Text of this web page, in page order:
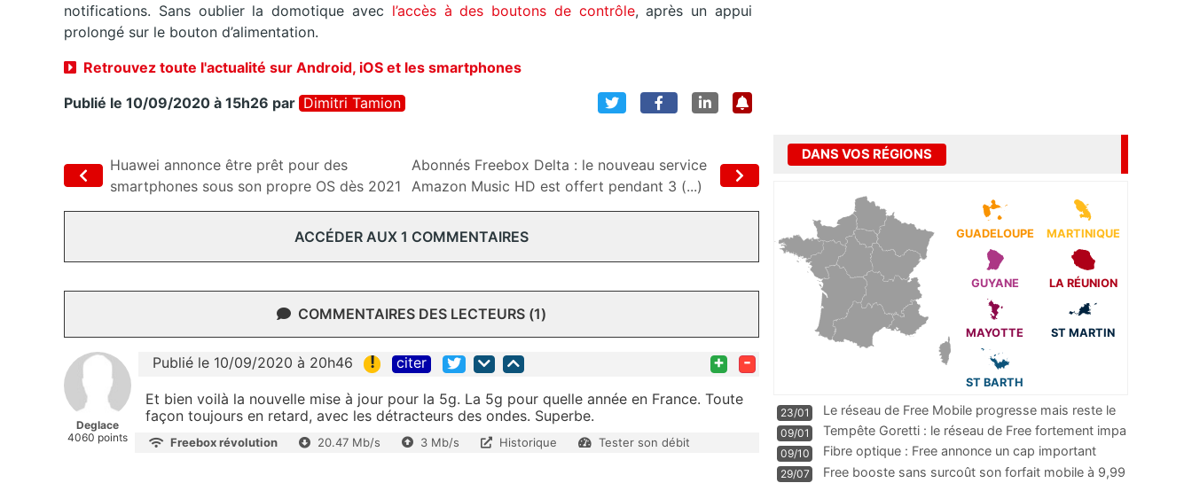
notifications. Sans oublier la domotique avec l’accès à des boutons de contrôle, après un appui
prolongé sur le bouton d’alimentation.
Retrouvez toute l'actualité sur Android, iOS et les smartphones
Publié le 10/09/2020 à 15h26 par Dimitri Tamion
Huawei annonce être prêt pour des
smartphones sous son propre OS dès 2021
Abonnés Freebox Delta : le nouveau service
Amazon Music HD est offert pendant 3 (...)
ACCÉDER AUX 1 COMMENTAIRES
COMMENTAIRES DES LECTEURS (1)
Deglace
4060 points
Publié le 10/09/2020 à 20h46 ! citer + -
Et bien voilà la nouvelle mise à jour pour la 5g. La 5g pour quelle année en France. Toute
façon toujours en retard, avec les détracteurs des ondes. Superbe.
Freebox révolution 20.47 Mb/s 3 Mb/s Historique Tester son débit
DANS VOS RÉGIONS
GUADELOUPE MARTINIQUE
GUYANE LA RÉUNION
MAYOTTE ST MARTIN
ST BARTH
23/01
Le réseau de Free Mobile progresse mais reste le
m
...
09/01
Tempête Goretti : le réseau de Free fortement impa
09/10
Fibre optique : Free annonce un cap important
pass
...
29/07
Free booste sans surcoût son forfait mobile à 9,99